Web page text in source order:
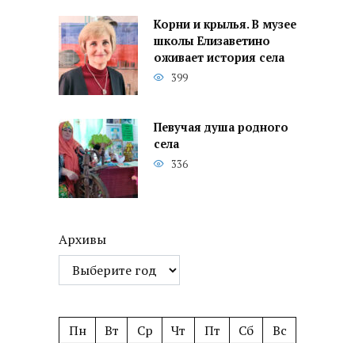
Корни и крылья. В музее
школы Елизаветино
оживает история села
399
Певучая душа родного
села
336
Архивы
Пн Вт Ср Чт Пт Сб
Вс